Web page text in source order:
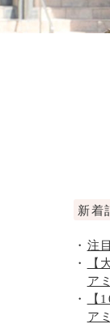
新着
注
【
ア
【
ア